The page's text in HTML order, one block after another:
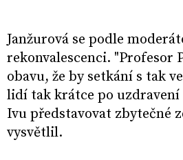
Janžurová se podle
rekonvalescenci. "Profesor
obavu, že by setkání s tak
lidí tak krátce po
Ivu představovat zbytečné
vysvětlil.